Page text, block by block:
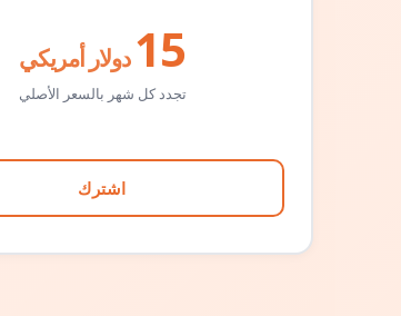
15 دولار أمريكي
تجدد كل شهر بالسعر الأصلي
اشترك